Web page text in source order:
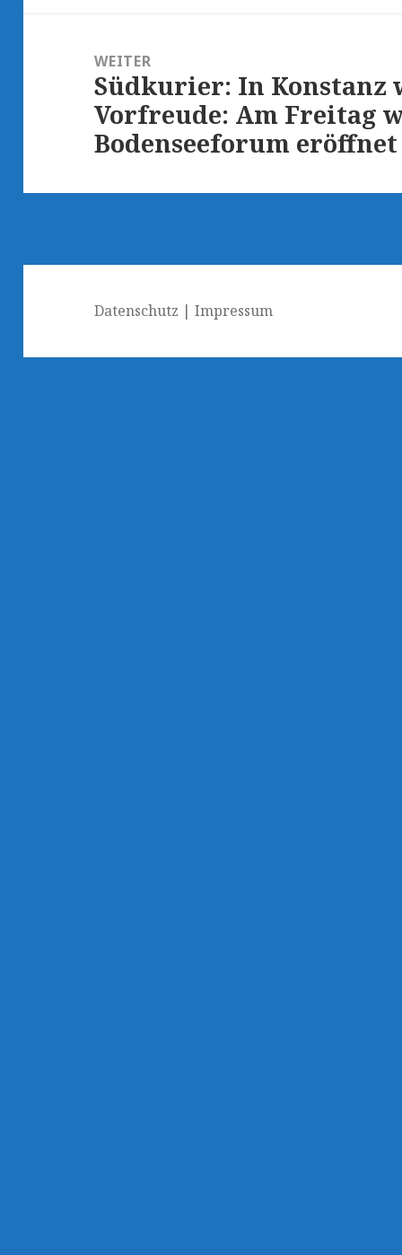
WEITER
Nächster
Beitrag:
Südkurier: In Konstanz
Vorfreude: Am Freitag
Bodenseeforum eröffnet
Datenschutz |Impressum